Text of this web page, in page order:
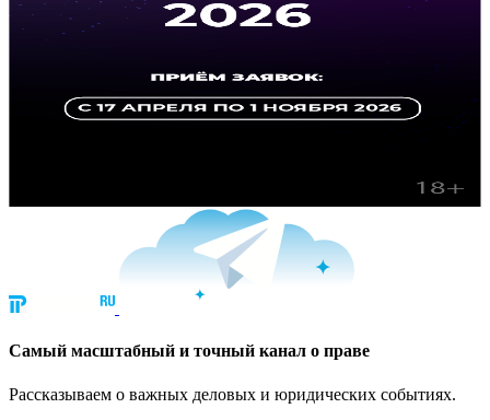
Cамый масштабный и точный канал о праве
Рассказываем о важных деловых и юридических событиях.